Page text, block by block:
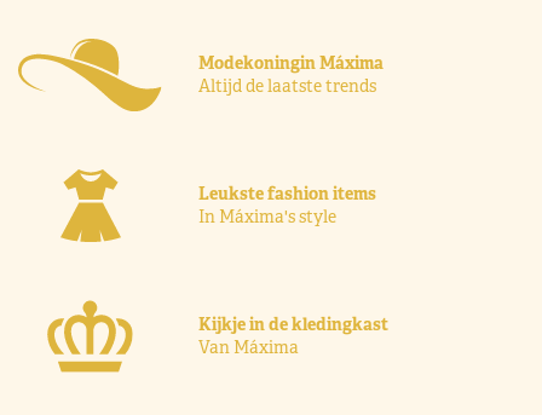
Modekoningin Máxima
Altijd de laatste trends
Leukste fashion items
In Máxima's style
Kijkje in de kledingkast
Van Máxima